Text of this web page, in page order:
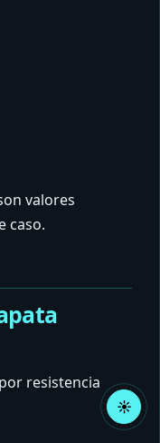
valores
caso.
resistencia
☀